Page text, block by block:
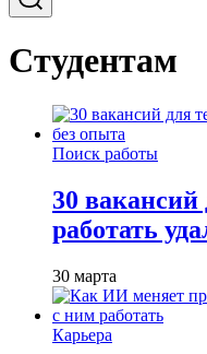
Студентам
Поиск работы
30 вакансий
работать
30 марта
Карьера